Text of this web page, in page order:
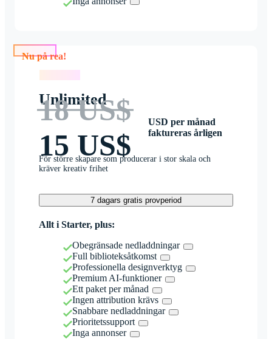
Nu på rea!
Unlimited
18 US$
15 US$
USD per månad
faktureras årligen
För större skapare som producerar i stor skala och
kräver kreativ frihet
7 dagars gratis provperiod
Allt i Starter, plus:
Obegränsade nedladdningar
Full biblioteksåtkomst
Professionella designverktyg
Premium AI-funktioner
Ett paket per månad
Ingen attribution krävs
Snabbare nedladdningar
Prioritetssupport
Inga annonser